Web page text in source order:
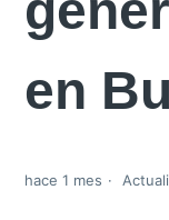
en
hace 1 mes